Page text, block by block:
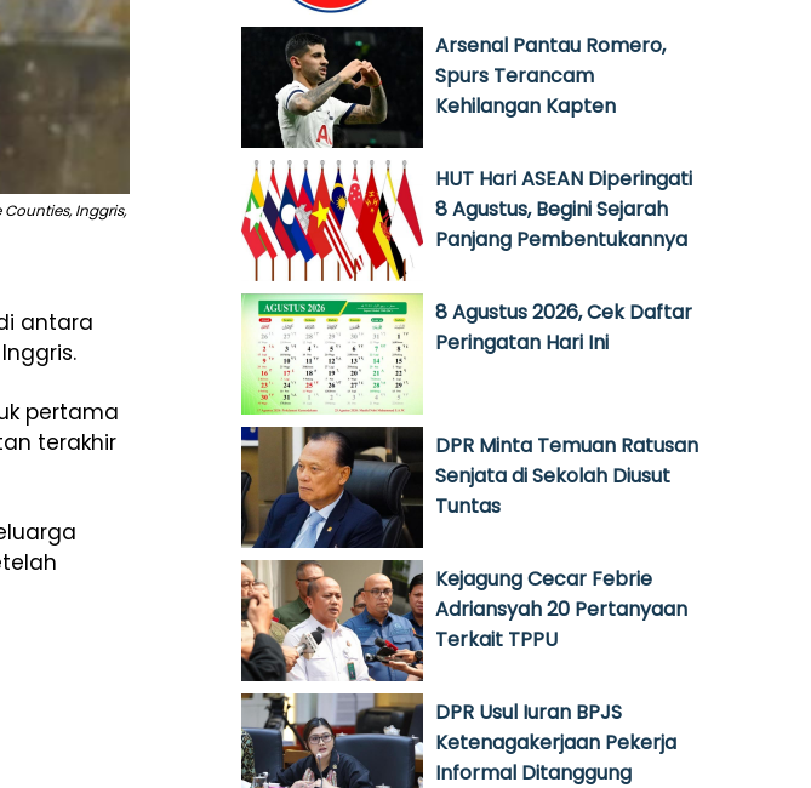
Inggris,
antara
pertama
terakhir
Arsenal Pantau Romero,
Spurs Terancam
Kehilangan Kapten
HUT Hari ASEAN Diperingati
8 Agustus, Begini Sejarah
Panjang Pembentukannya
8 Agustus 2026, Cek Daftar
Peringatan Hari Ini
DPR Minta Temuan Ratusan
Senjata di Sekolah Diusut
Tuntas
Kejagung Cecar Febrie
Adriansyah 20 Pertanyaan
Terkait TPPU
DPR Usul Iuran BPJS
Ketenagakerjaan Pekerja
Informal Ditanggung